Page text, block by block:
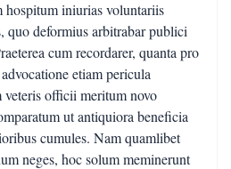
hospitum iniurias voluntariis
quo deformius arbitrabar publici
cum recordarer, quanta pro
etiam pericula
veteris officii meritum novo
ut antiquiora beneficia
cumules. Nam quamlibet
neges, hoc solum meminerunt